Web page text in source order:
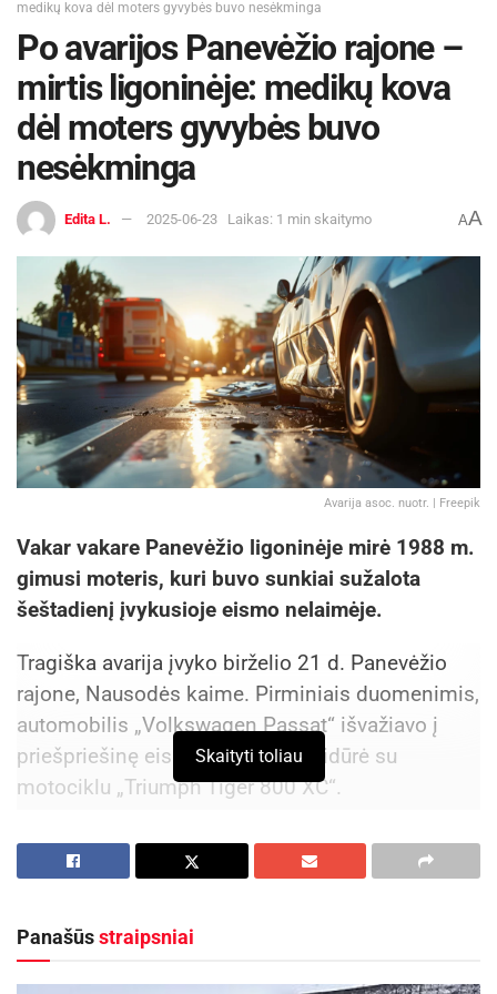
medikų kova dėl moters gyvybės buvo nesėkminga
Po avarijos Panevėžio rajone –
mirtis ligoninėje: medikų kova
dėl moters gyvybės buvo
nesėkminga
Edita L. 2025-06-23 Laikas: 1 min skaitymo AA
Avarija asoc. nuotr. | Freepik
Vakar vakare Panevėžio ligoninėje mirė 1988 m.
gimusi moteris, kuri buvo sunkiai sužalota
šeštadienį įvykusioje eismo nelaimėje.
Tragiška avarija įvyko birželio 21 d. Panevėžio
rajone, Nausodės kaime. Pirminiais duomenimis,
automobilis „Volkswagen Passat“ išvažiavo į
priešpriešinę eismo juostą ir susidūrė su
motociklu „Triumph Tiger 800 XC“.
Aktualios naujienos
2026-08-06
Skaityti toliau
Panašūsstraipsniai